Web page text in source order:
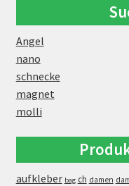
Angel
nano
schnecke
magnet
molli
aufkleber bag ch damen